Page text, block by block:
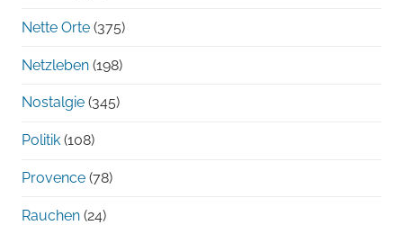
Nette Orte (375)
Netzleben (198)
Nostalgie (345)
Politik (108)
Provence (78)
Rauchen (24)